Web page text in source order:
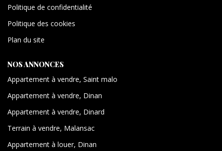
Politique de confidentialité
Politique des cookies
Plan du site
NOS ANNONCES
Appartement à vendre, Saint malo
Appartement à vendre, Dinan
Appartement à vendre, Dinard
Terrain à vendre, Malansac
Appartement à louer, Dinan